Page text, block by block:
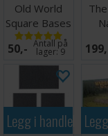
Old World
Square Bases
50mm x5
50,- Antall på
lager:9
Legg i handlekurven